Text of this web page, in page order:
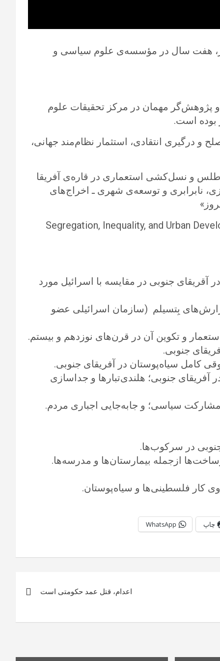
هفت سال در مؤسسه‌ی علوم سیاسی و
(۲۰۲۲ـ۲۰۱۶) تدریس کرده و پژوهش‌گر مهمان در مرکز تحقیقات علوم
بوده است.
و درگیری انتقادی، استثمار نظام‌مند جهانی،
و نسل‌کشی استعماری در قاره‌ی آفریقا
‏نابرابری و توسعه‌ی شهری ـ اخراج‌های
(‏Segregation, Inequality, and ‎Urban
آقریقای جنوبی در مقایسه با اسرائیل مورد
بِتسیلم ‏‏ (سازمان اسرائیلی عضو
استعمار و تکوین آن در قرن‌های نوزدهم و بیستم.‏
جنوبی.‏
کامل سیاه‌پوستان در آفریقای جنوبی.‏
آفریقای جنوبی؛ هلندی‌تبارها و جداسازی
سیاسی؛ و جابه‌جایی اجباری مردم.‏
جنوبی در سرکوب‌ها.‏
ازجمله بیمارستان‌ها و مدرسه‌ها.
کار فلسطینی‌ها و سیاه‌پوستان.‏
چاپ WhatsApp
اعدام، قتل عمد حکومتی است